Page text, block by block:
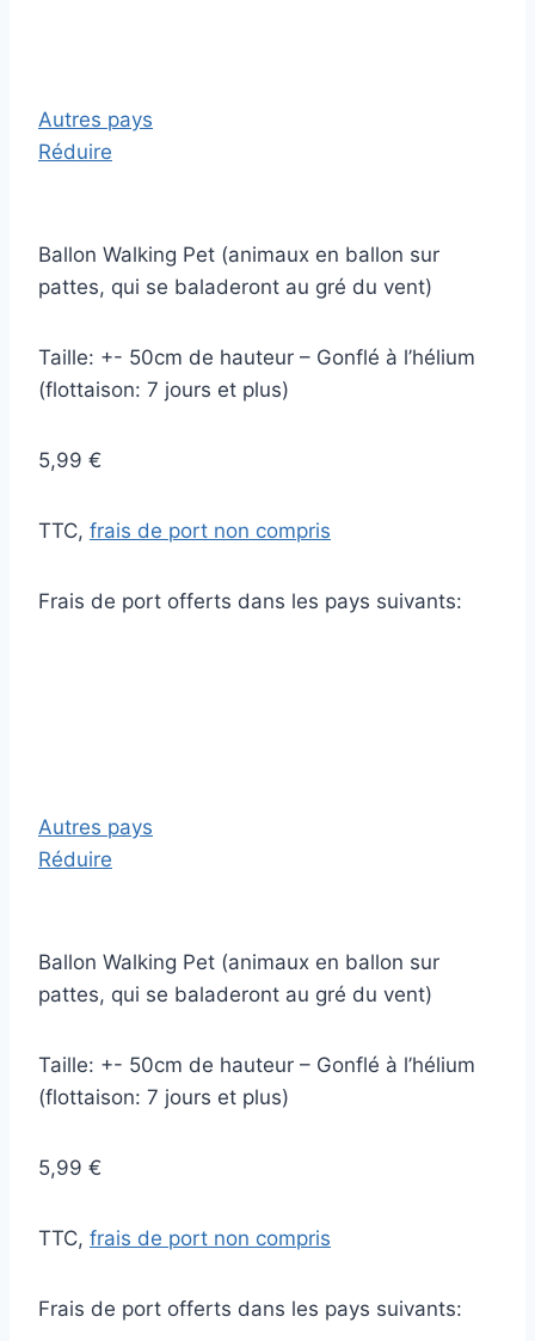
Autres pays
Réduire
Ballon Walking Pet (animaux en ballon sur
pattes, qui se baladeront au gré du vent)
Taille: +- 50cm de hauteur – Gonflé à l’hélium
(flottaison: 7 jours et plus)
5,99 €
TTC, frais de port non compris
Frais de port offerts dans les pays suivants:
Autres pays
Réduire
Ballon Walking Pet (animaux en ballon sur
pattes, qui se baladeront au gré du vent)
Taille: +- 50cm de hauteur – Gonflé à l’hélium
(flottaison: 7 jours et plus)
5,99 €
TTC, frais de port non compris
Frais de port offerts dans les pays suivants: